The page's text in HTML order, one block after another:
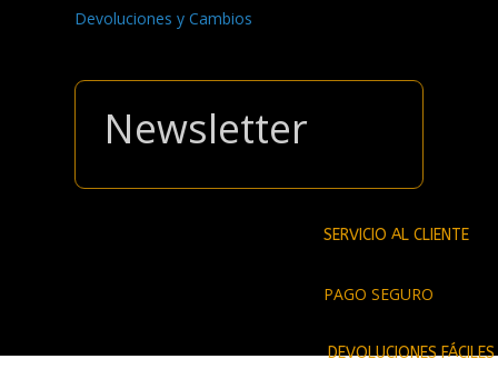
Devoluciones y Cambios
Newsletter
SERVICIO AL CLIENTE
PAGO SEGURO
DEVOLUCIONES FÁCILES